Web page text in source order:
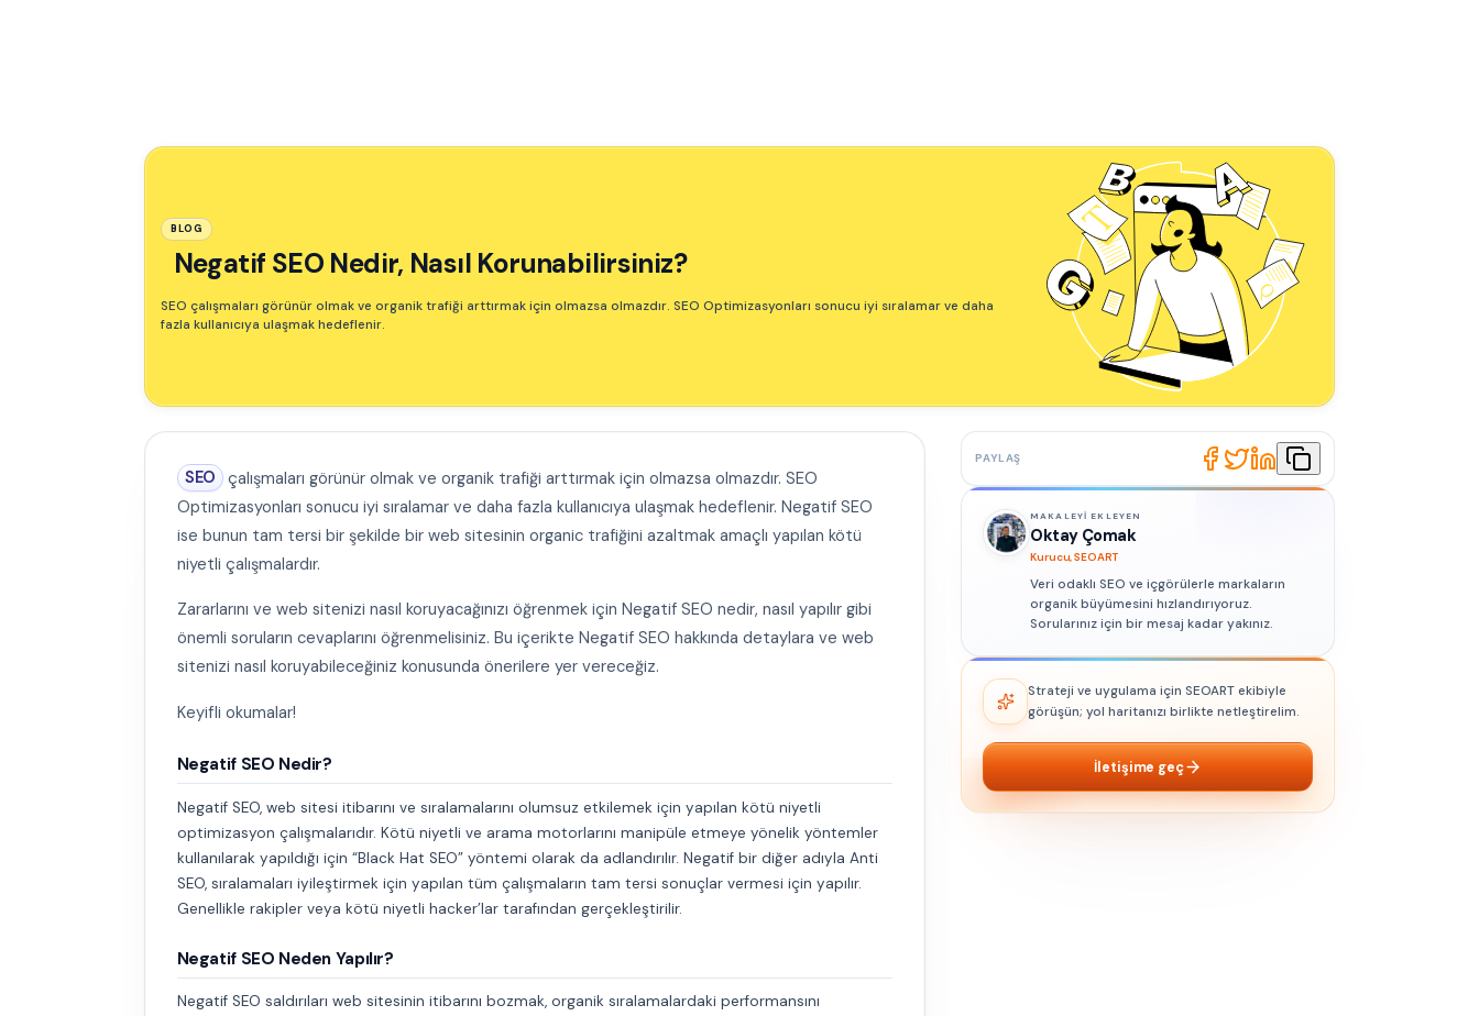
BLOG
Negatif SEO Nedir, Nasıl Korunabilirsiniz?
SEO çalışmaları görünür olmak ve organik trafiği arttırmak için olmazsa olmazdır. SEO Optimizasyonları sonucu iyi sıralamar ve daha
fazla kullanıcıya ulaşmak hedeflenir.
SEO çalışmaları görünür olmak ve organik trafiği arttırmak için olmazsa olmazdır. SEO
Optimizasyonları sonucu iyi sıralamar ve daha fazla kullanıcıya ulaşmak hedeflenir. Negatif SEO
ise bunun tam tersi bir şekilde bir web sitesinin organic trafiğini azaltmak amaçlı yapılan kötü
niyetli çalışmalardır.
Zararlarını ve web sitenizi nasıl koruyacağınızı öğrenmek için Negatif SEO nedir, nasıl yapılır gibi
önemli soruların cevaplarını öğrenmelisiniz. Bu içerikte Negatif SEO hakkında detaylara ve web
sitenizi nasıl koruyabileceğiniz konusunda önerilere yer vereceğiz.
Keyifli okumalar!
Negatif SEO Nedir?
Negatif SEO, web sitesi itibarını ve sıralamalarını olumsuz etkilemek için yapılan kötü niyetli
optimizasyon çalışmalarıdır. Kötü niyetli ve arama motorlarını manipüle etmeye yönelik yöntemler
kullanılarak yapıldığı için “Black Hat SEO” yöntemi olarak da adlandırılır. Negatif bir diğer adıyla Anti
SEO, sıralamaları iyileştirmek için yapılan tüm çalışmaların tam tersi sonuçlar vermesi için yapılır.
Genellikle rakipler veya kötü niyetli hacker’lar tarafından gerçekleştirilir.
Negatif SEO Neden Yapılır?
Negatif SEO saldırıları web sitesinin itibarını bozmak, organik sıralamalardaki performansını
PAYLAŞ
MAKALEYI EKLEYEN
Oktay Çomak
Kurucu, SEOART
Veri odaklı SEO ve içgörülerle markaların
organik büyümesini hızlandırıyoruz.
Sorularınız için bir mesaj kadar yakınız.
Strateji ve uygulama için SEOART ekibiyle
görüşün; yol haritanızı birlikte netleştirelim.
İletişime geç